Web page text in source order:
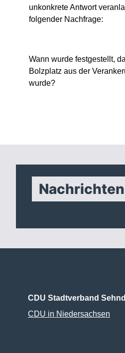
unkonkrete Antwort
folgender Nachfrage:
Wann wurde festgestellt,
Bolzplatz aus der
wurde?
CDU Stadtverband
CDU in Niedersachsen